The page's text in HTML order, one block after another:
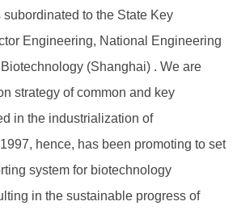
to the State Key
Engineering, National Engineering
(Shanghai) . We are
strategy of common and key
in the industrialization of
hence, has been promoting to set
system for biotechnology
in the sustainable progress of